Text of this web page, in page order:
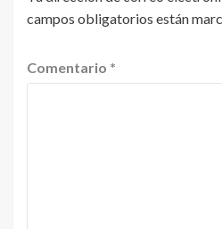
campos obligatorios están
Comentario *